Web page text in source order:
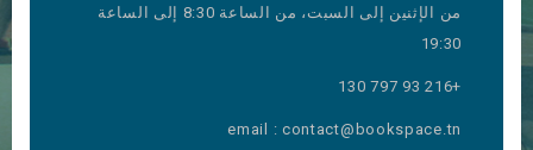
من الإثنين إلى السبت، من الساعة 8:30 إلى الساعة
19:30
+216 93 797 130
email : contact@bookspace.tn